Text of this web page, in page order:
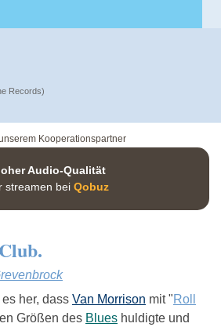
Records)
Kooperationspartner
Audio-Qualität
streamen bei Qobuz
her, dass Van Morrison mit "Roll
Größen des Blues huldigte und